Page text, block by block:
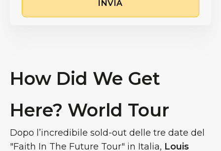
INVIA
How Did We Get
Here? World Tour
Dopo l’incredibile sold-out delle tre date del
"Faith In The Future Tour" in Italia, Louis